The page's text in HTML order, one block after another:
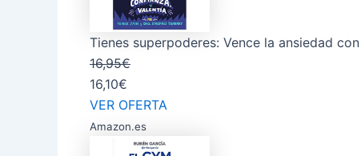
Tienes superpoderes: Vence la ansiedad
16,95€
16,10€
VER OFERTA
Amazon.es